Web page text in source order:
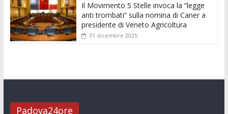
Il Movimento 5 Stelle invoca la “legge
anti trombati” sulla nomina di Caner a
presidente di Veneto Agricoltura
31 dicembre 2025
Padova24ore